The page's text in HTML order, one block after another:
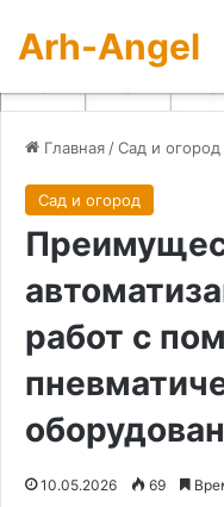
Arh-Angel
Главная /Сад и огород
Сад и огород
работ с
10.05.2026 69